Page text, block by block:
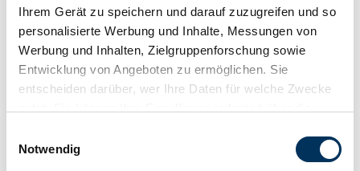
Ihrem Gerät zu speichern und darauf zuzugreifen und so
personalisierte Werbung und Inhalte, Messungen von
Werbung und Inhalten, Zielgruppenforschung sowie
Entwicklung von Angeboten zu ermöglichen. Sie
entscheiden darüber, wer Ihre Daten für welche Zwecke
Trigger Symbol ändern oder widerrufen
Notwendig